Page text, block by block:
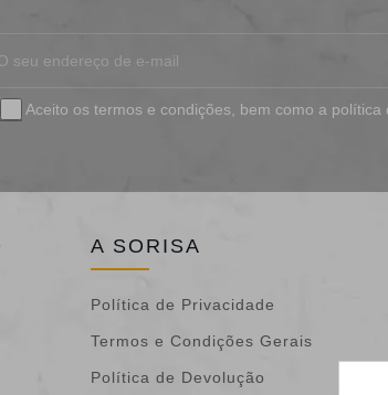
Aceito os termos e condições , bem como a política
A SORISA
Política de Privacidade
Termos e Condições Gerais
Política de Devolução